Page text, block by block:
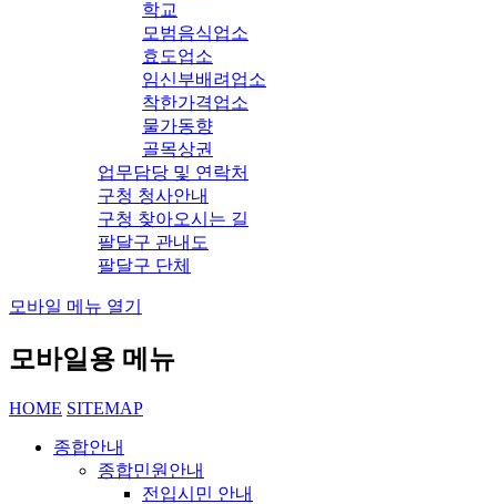
학교
모범음식업소
효도업소
임신부배려업소
착한가격업소
물가동향
골목상권
업무담당 및 연락처
구청 청사안내
구청 찾아오시는 길
팔달구 관내도
팔달구 단체
모바일 메뉴 열기
모바일용 메뉴
HOME SITEMAP
종합안내
종합민원안내
전입시민 안내